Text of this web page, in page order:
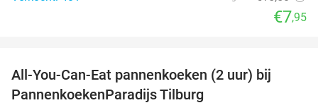
€7,95
All-You-Can-Eat pannenkoeken (2 uur) bij
PannenkoekenParadijs Tilburg